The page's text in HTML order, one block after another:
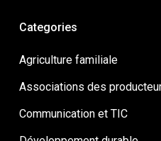
Categories
Agriculture familiale
Associations des
Communication et TIC